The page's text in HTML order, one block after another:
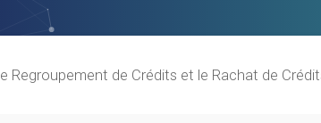
Regroupement de Crédits et le Rachat de